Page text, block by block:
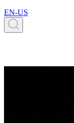
EN-US